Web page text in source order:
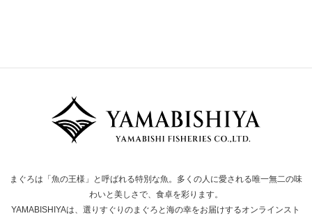
まぐろは「魚の王様」と呼ばれる特別な魚。多くの人に愛される唯一無二の味
わいと美しさで、食卓を彩ります。
YAMABISHIYAは、選りすぐりのまぐろと海の幸をお届けするオンラインスト